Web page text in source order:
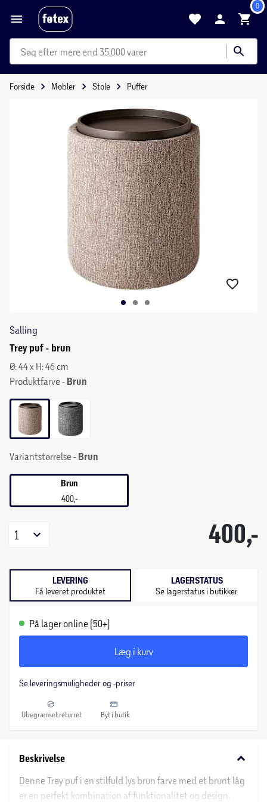
0
mere end 35.000 varer
Forside Møbler Stole Puffer
Salling
Trey puf - brun
Ø: 44 x H: 46 cm
Produktfarve - Brun
Variantstørrelse - Brun
Brun
400,-
400,-
1
LEVERING
Få leveret produktet
LAGERSTATUS
Se lagerstatus i butikker
På lager online (50+)
Læg i kurv
Se leveringsmuligheder og -priser
Ubegrænset returret Byt i butik
Beskrivelse keyboard_arrow_down
Denne Trey puf i en stilfuld lys brun farve med et brunt låg
er en perfekt kombination af funktionalitet og design.